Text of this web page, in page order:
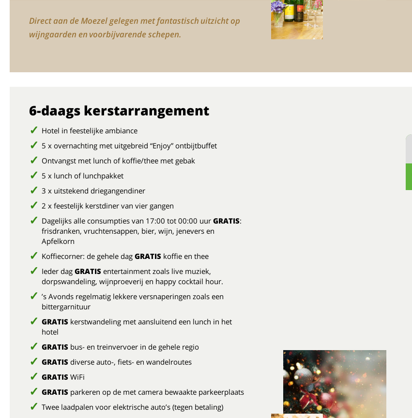
Direct aan de Moezel gelegen met fantastisch uitzicht op
wijngaarden en voorbijvarende schepen.
6-daags kerstarrangement
Hotel in feestelijke ambiance
5 x overnachting met uitgebreid “Enjoy” ontbijtbuffet
Ontvangst met lunch of koffie/thee met gebak
5 x lunch of lunchpakket
3 x uitstekend driegangendiner
2 x feestelijk kerstdiner van vier gangen
Dagelijks alle consumpties van 17:00 tot 00:00 uur GRATIS:
frisdranken, vruchtensappen, bier, wijn, jenevers en
Apfelkorn
Koffiecorner: de gehele dag GRATIS koffie en thee
Ieder dag GRATIS entertainment zoals live muziek,
dorpswandeling, wijnproeverij en happy cocktail hour.
’s Avonds regelmatig lekkere versnaperingen zoals een
bittergarnituur
GRATIS kerstwandeling met aansluitend een lunch in het
hotel
GRATIS bus- en treinvervoer in de gehele regio
GRATIS diverse auto-, fiets- en wandelroutes
GRATIS WiFi
GRATIS parkeren op de met camera bewaakte parkeerplaats
Twee laadpalen voor elektrische auto’s (tegen betaling)